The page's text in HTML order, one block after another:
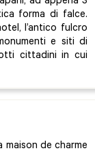
forma di falce.
l’antico fulcro
e siti di
cittadini in cui
maison de charme